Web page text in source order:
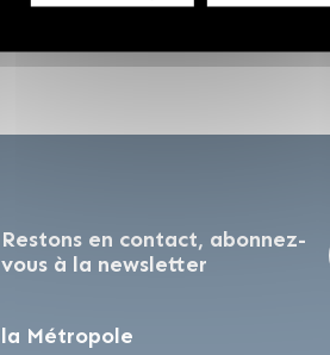
Restons en contact, abonnez-
vous à la newsletter
la Métropole